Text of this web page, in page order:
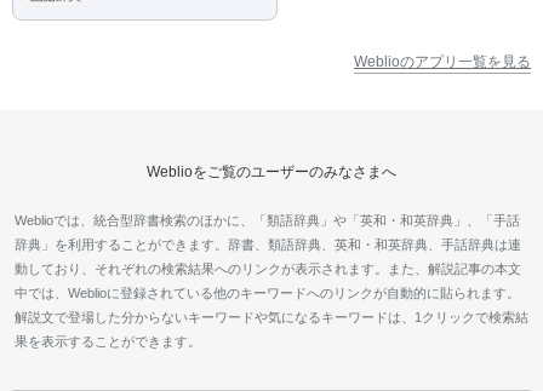
Weblioのアプリ一覧を見る
Weblioをご覧のユーザーのみなさまへ
Weblioでは、統合型辞書検索のほかに、「類語辞典」や「英和・和英辞典」、「手話
辞典」を利用することができます。辞書、類語辞典、英和・和英辞典、手話辞典は連
動しており、それぞれの検索結果へのリンクが表示されます。また、解説記事の本文
中では、Weblioに登録されている他のキーワードへのリンクが自動的に貼られます。
解説文で登場した分からないキーワードや気になるキーワードは、1クリックで検索結
果を表示することができます。